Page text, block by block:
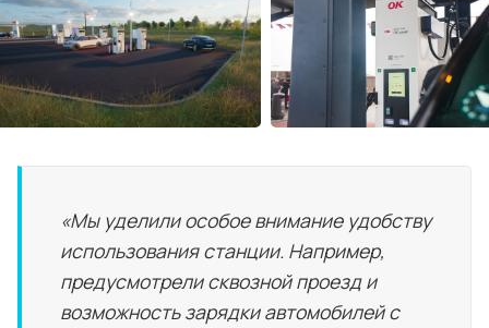
«Мы уделили особое внимание удобству
использования станции. Например,
предусмотрели сквозной проезд и
возможность зарядки автомобилей с